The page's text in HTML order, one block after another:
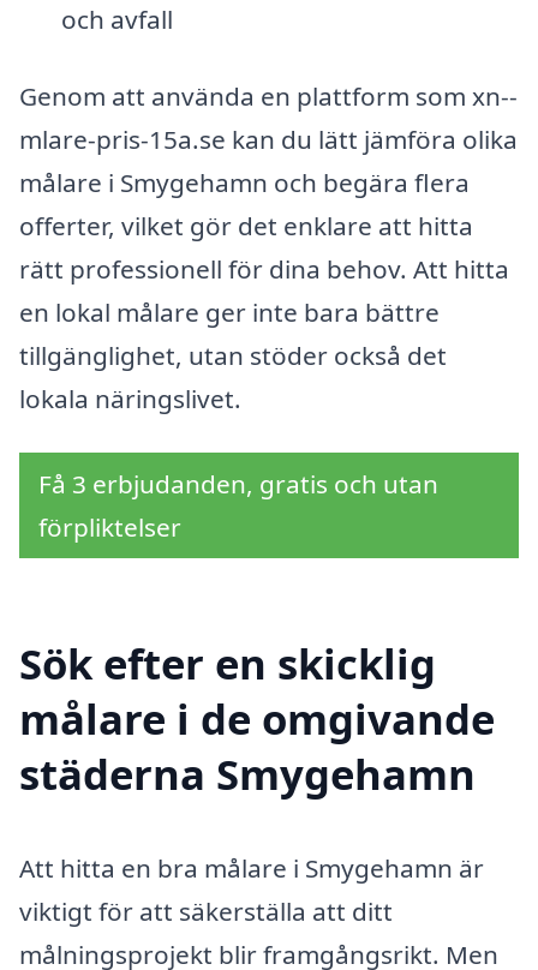
och avfall
Genom att använda en plattform som xn--
mlare-pris-15a.se kan du lätt jämföra olika
målare i Smygehamn och begära flera
offerter, vilket gör det enklare att hitta
rätt professionell för dina behov. Att hitta
en lokal målare ger inte bara bättre
tillgänglighet, utan stöder också det
lokala näringslivet.
Få 3 erbjudanden, gratis och utan
förpliktelser
Sök efter en skicklig
målare i de omgivande
städerna Smygehamn
Att hitta en bra målare i Smygehamn är
viktigt för att säkerställa att ditt
målningsprojekt blir framgångsrikt. Men